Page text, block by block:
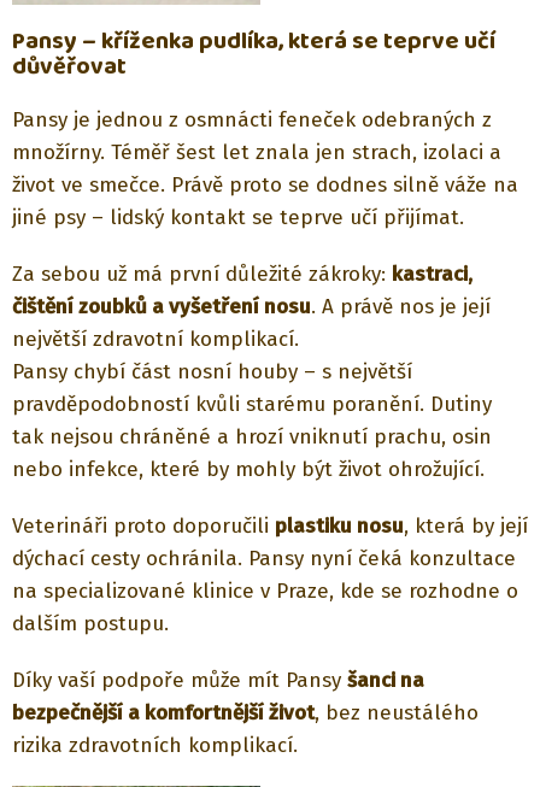
Pansy – kříženka pudlíka, která se teprve učí
důvěřovat
Pansy je jednou z osmnácti feneček odebraných z
množírny. Téměř šest let znala jen strach, izolaci a
život ve smečce. Právě proto se dodnes silně váže na
jiné psy – lidský kontakt se teprve učí přijímat.
Za sebou už má první důležité zákroky: kastraci,
čištění zoubků a vyšetření nosu. A právě nos je její
největší zdravotní komplikací.
Pansy chybí část nosní houby – s největší
pravděpodobností kvůli starému poranění. Dutiny
tak nejsou chráněné a hrozí vniknutí prachu, osin
nebo infekce, které by mohly být život ohrožující.
Veterináři proto doporučili plastiku nosu, která by její
dýchací cesty ochránila. Pansy nyní čeká konzultace
na specializované klinice v Praze, kde se rozhodne o
dalším postupu.
Díky vaší podpoře může mít Pansy šanci na
bezpečnější a komfortnější život, bez neustálého
rizika zdravotních komplikací.